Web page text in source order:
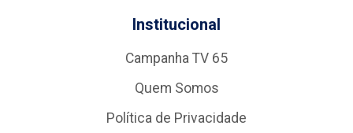
Institucional
Campanha TV 65
Quem Somos
Política de Privacidade